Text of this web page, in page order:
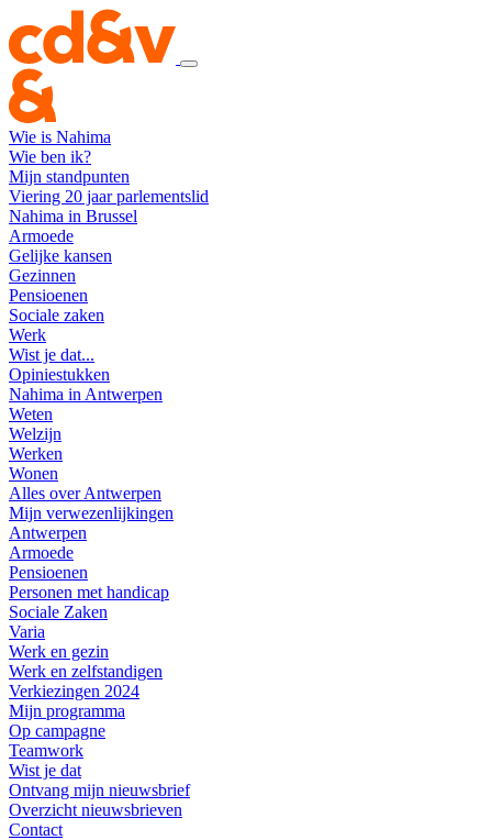
Wie is Nahima
Wie ben ik?
Mijn standpunten
Viering 20 jaar parlementslid
Nahima in Brussel
Armoede
Gelijke kansen
Gezinnen
Pensioenen
Sociale zaken
Werk
Wist je dat...
Opiniestukken
Nahima in Antwerpen
Weten
Welzijn
Werken
Wonen
Alles over Antwerpen
Mijn verwezenlijkingen
Antwerpen
Armoede
Pensioenen
Personen met handicap
Sociale Zaken
Varia
Werk en gezin
Werk en zelfstandigen
Verkiezingen 2024
Mijn programma
Op campagne
Teamwork
Wist je dat
Ontvang mijn nieuwsbrief
Overzicht nieuwsbrieven
Contact